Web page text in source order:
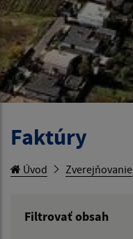
Faktúry
Úvod Zverejňovanie
Filtrovať obsah